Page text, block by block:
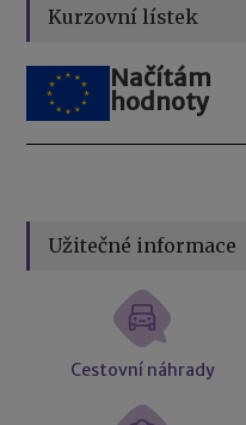
Kurzovní lístek
Načítám
hodnoty
Užitečné informace
Cestovní náhrady